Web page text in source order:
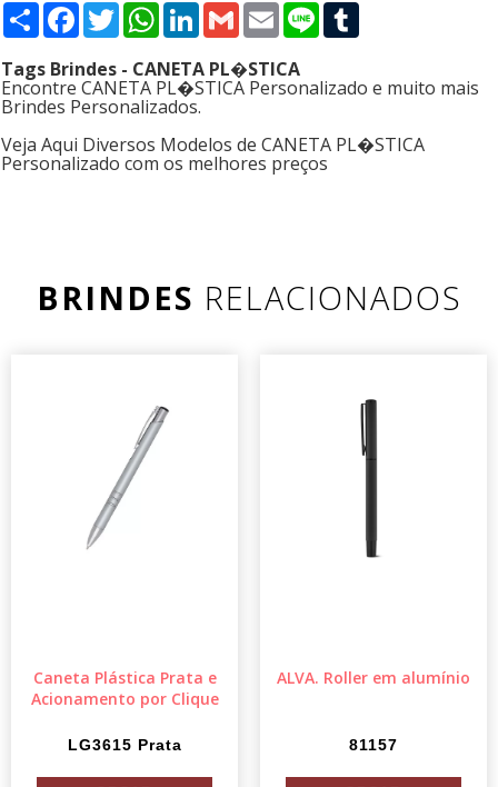
Compartilhar
Facebook
TwitterWhatsApp
LinkedIn
GmailEmailLine
Tags Brindes - CANETA PL�STICA
Encontre CANETA PL�STICA Personalizado e muito mais
Brindes Personalizados.
Veja Aqui Diversos Modelos de CANETA PL�STICA
Personalizado com os melhores preços
BRINDES RELACIONADOS
Caneta Plástica Prata e
Acionamento por Clique
LG3615 Prata
ALVA. Roller em alumínio
81157